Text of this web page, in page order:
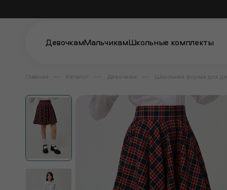
ДевочкамМальчикамШкольные комплекты
Главная Каталог Девочкам Школьная форма для